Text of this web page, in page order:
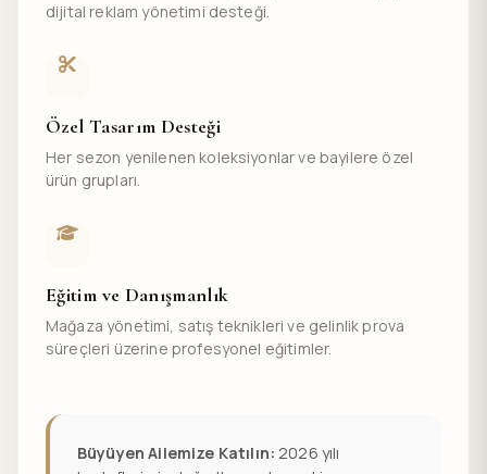
dijital reklam yönetimi desteği.
Özel Tasarım Desteği
Her sezon yenilenen koleksiyonlar ve bayilere özel
ürün grupları.
Eğitim ve Danışmanlık
Mağaza yönetimi, satış teknikleri ve gelinlik prova
süreçleri üzerine profesyonel eğitimler.
Büyüyen Ailemize Katılın: 2026 yılı